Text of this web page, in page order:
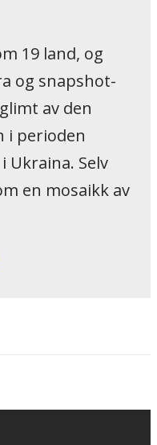
19 land, og
og snapshot-
av den
i perioden
Ukraina. Selv
en mosaikk av